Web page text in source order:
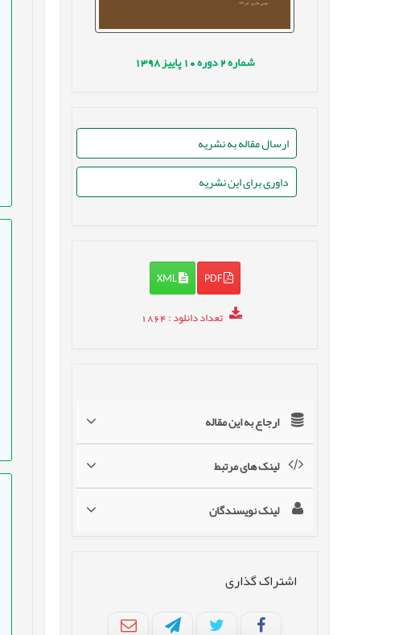
شماره دوره پاییز1398
ارسال مقاله به نشریه
داوری برای این نشریه
PDF
XML
تعداد دانلود: 1864
ارجاع به این مقاله
لینک های مرتبط
لینک نویسندگان
اشتراک گذاری